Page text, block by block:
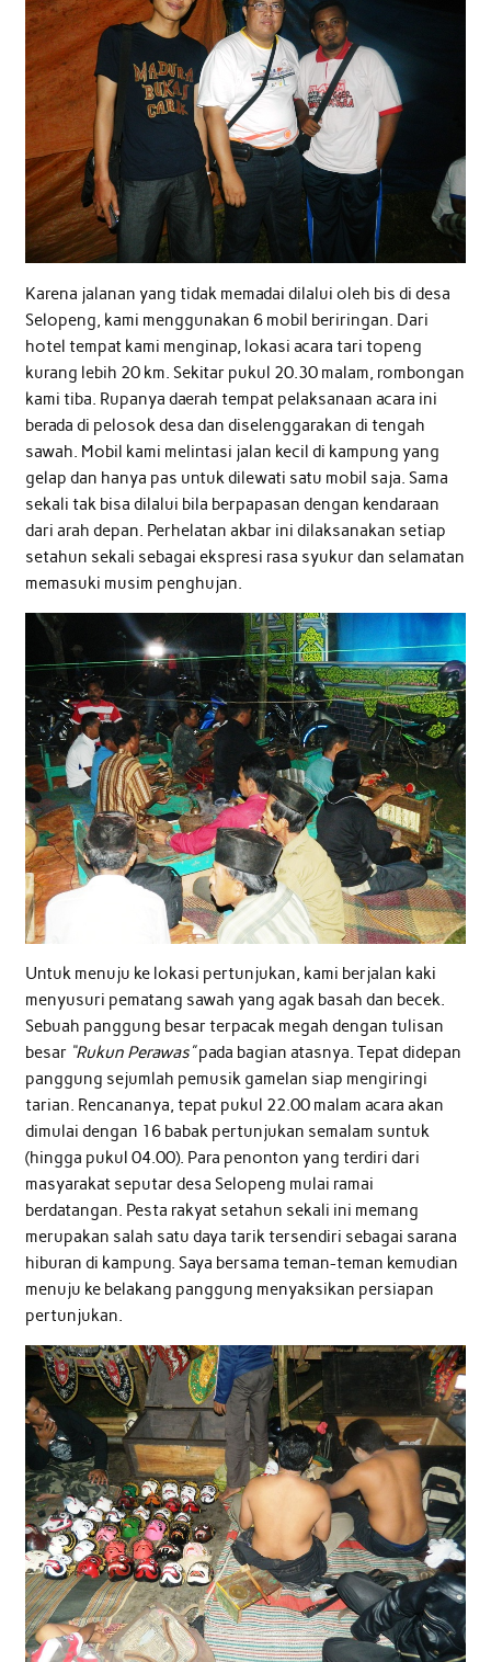
Karena jalanan yang tidak memadai dilalui oleh bis di desa
Selopeng, kami menggunakan 6 mobil beriringan. Dari
hotel tempat kami menginap, lokasi acara tari topeng
kurang lebih 20 km. Sekitar pukul 20.30 malam, rombongan
kami tiba. Rupanya daerah tempat pelaksanaan acara ini
berada di pelosok desa dan diselenggarakan di tengah
sawah. Mobil kami melintasi jalan kecil di kampung yang
gelap dan hanya pas untuk dilewati satu mobil saja. Sama
sekali tak bisa dilalui bila berpapasan dengan kendaraan
dari arah depan. Perhelatan akbar ini dilaksanakan setiap
setahun sekali sebagai ekspresi rasa syukur dan selamatan
memasuki musim penghujan.
Untuk menuju ke lokasi pertunjukan, kami berjalan kaki
menyusuri pematang sawah yang agak basah dan becek.
Sebuah panggung besar terpacak megah dengan tulisan
besar“Rukun Perawas”pada bagian atasnya. Tepat didepan
panggung sejumlah pemusik gamelan siap mengiringi
tarian. Rencananya, tepat pukul 22.00 malam acara akan
dimulai dengan 16 babak pertunjukan semalam suntuk
(hingga pukul 04.00). Para penonton yang terdiri dari
masyarakat seputar desa Selopeng mulai ramai
berdatangan. Pesta rakyat setahun sekali ini memang
merupakan salah satu daya tarik tersendiri sebagai sarana
hiburan di kampung. Saya bersama teman-teman kemudian
menuju ke belakang panggung menyaksikan persiapan
pertunjukan.